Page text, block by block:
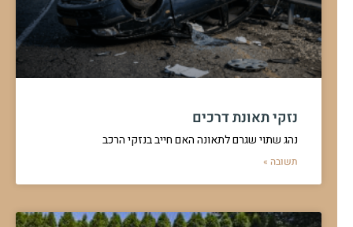
נזקי תאונת דרכים
נהג שתוי שגרם לתאונה האם חייב בנזקי הרכב
תשובה »